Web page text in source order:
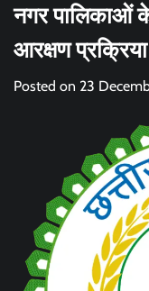
नगर पालिकाओं
आरक्षण
Posted on 23